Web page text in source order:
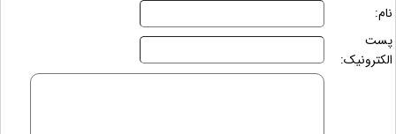
نام:
پست
الکترونیک: